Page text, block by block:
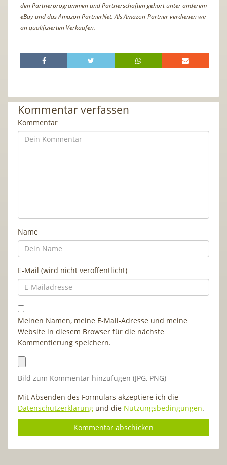
den Partnerprogrammen und Partnerschaften gehört unter anderem
eBay und das Amazon PartnerNet. Als Amazon-Partner verdienen wir
an qualifizierten Verkäufen.
Kommentar verfassen
Kommentar
Name
E-Mail (wird nicht veröffentlicht)
Meinen Namen, meine E-Mail-Adresse und meine
Website in diesem Browser für die nächste
Kommentierung speichern.
Bild zum Kommentar hinzufügen (JPG, PNG)
Mit Absenden des Formulars akzeptiere ich die
Datenschutzerklärung und die Nutzungsbedingungen.